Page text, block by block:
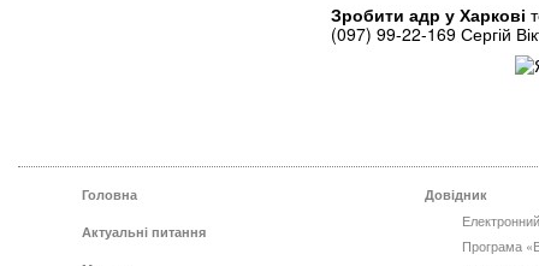
Зробити адр у Харкові
(097) 99-22-169 Сергій
Головна
Актуальні питання
Довідник
Програма